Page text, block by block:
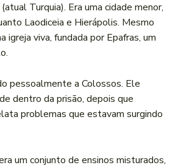
Turquia). Era uma cidade menor,
Laodiceia e Hierápolis. Mesmo
igreja viva, fundada por Epafras, um
pessoalmente a Colossos. Ele
dentro da prisão, depois que
problemas que estavam surgindo
um conjunto de ensinos misturados,